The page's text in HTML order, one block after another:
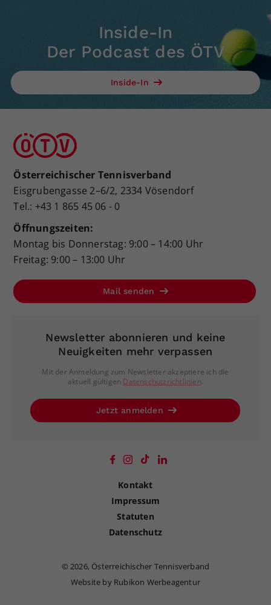
Inside-In
Der Podcast des ÖTV
Inside-In
Österreichischer Tennisverband
Eisgrubengasse 2–6/2, 2334 Vösendorf
Tel.: +43 1 865 45 06 - 0
Öffnungszeiten:
Montag bis Donnerstag: 9:00 – 14:00 Uhr
Freitag: 9:00 – 13:00 Uhr
Mail senden
Newsletter abonnieren und keine
Neuigkeiten mehr verpassen
Mit der Anmeldung zum Newsletter akzeptiere ich die
aktuell gültigen Datenschutzrichtlinien.
Jetzt anmelden
Kontakt
Impressum
Statuten
Datenschutz
©2026, Österreichischer Tennisverband
Website by Rubikon Werbeagentur